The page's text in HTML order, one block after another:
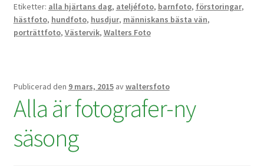
Etiketter: alla hjärtans dag, ateljéfoto, barnfoto, förstoringar,
hästfoto, hundfoto, husdjur, människans bästa vän,
porträttfoto, Västervik, Walters Foto
Publicerad den 9 mars, 2015 avwaltersfoto
Alla är fotografer-ny
säsong